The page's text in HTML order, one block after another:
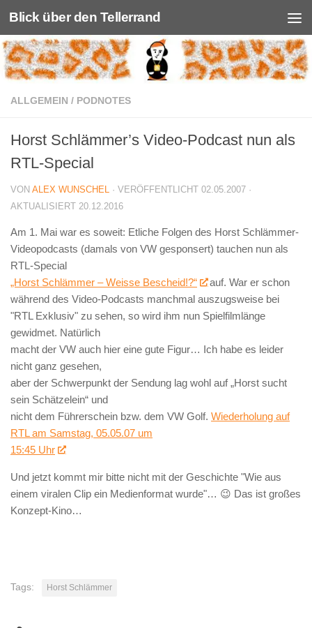
Unter dem Inhalt
Blick über den Tellerrand
ALLGEMEIN / PODNOTES
Horst Schlämmer’s Video-Podcast nun als
RTL-Special
VON ALEX WUNSCHEL · VERÖFFENTLICHT 02.05.2007 ·
AKTUALISIERT 20.12.2016
Am 1. Mai war es soweit: Etliche Folgen des Horst Schlämmer-
Videopodcasts (damals von VW gesponsert) tauchen nun als
RTL-Special
„Horst Schlämmer – Weisse Bescheid!?“
auf. War er schon
während des Video-Podcasts manchmal auszugsweise bei
"RTL Exklusiv" zu sehen, so wird ihm nun Spielfilmlänge
gewidmet. Natürlich
macht der VW auch hier eine gute Figur… Ich habe es leider
nicht ganz gesehen,
aber der Schwerpunkt der Sendung lag wohl auf „Horst sucht
sein Schätzelein“ und
nicht dem Führerschein bzw. dem VW Golf. Wiederholung auf
RTL am Samstag, 05.05.07 um
15:45 Uhr
Und jetzt kommt mir bitte nicht mit der Geschichte "Wie aus
einem viralen Clip ein Medienformat wurde"… 😉 Das ist großes
Konzept-Kino…
Tags: Horst Schlämmer